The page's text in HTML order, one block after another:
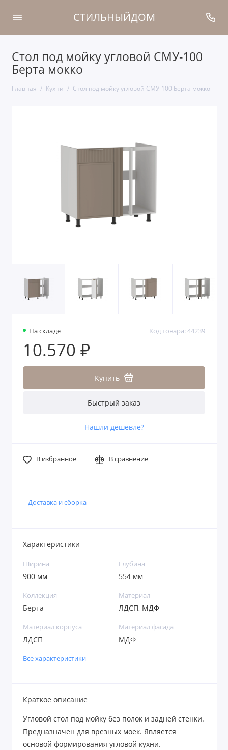
СТИЛЬНЫЙДОМ
Стол под мойку угловой СМУ-100
Берта мокко
Главная Кухни Стол под мойку угловой СМУ-100 Берта мокко
На складе Код товара: 44239
10.570 ₽
Купить
Быстрый заказ
Нашли дешевле?
В избранное В сравнение
Доставка и сборка
Характеристики
Ширина
900 мм
Глубина
554 мм
Коллекция
Берта
Материал
ЛДСП, МДФ
Материал корпуса
ЛДСП
Материал фасада
МДФ
Все характеристики
Краткое описание
Угловой стол под мойку без полок и задней стенки.
Предназначен для врезных моек. Является
основой формирования угловой кухни.